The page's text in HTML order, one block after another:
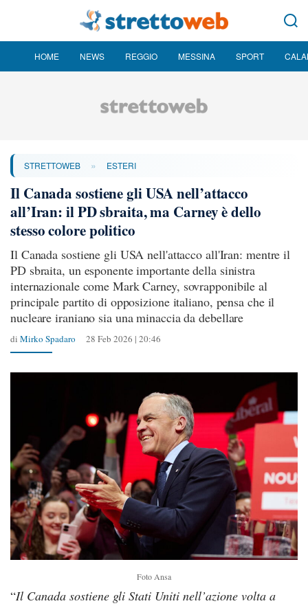
HOME NEWS REGGIO MESSINA SPORT
STRETTOWEB » ESTERI
Il Canada sostiene gli USA nell’attacco
all’Iran: il PD sbraita, ma Carney è dello
stesso colore politico
Il Canada sostiene gli USA nell'attacco all'Iran: mentre il
PD sbraita, un esponente importante della sinistra
internazionale come Mark Carney, sovrapponibile al
principale partito di opposizione italiano, pensa che il
nucleare iraniano sia una minaccia da debellare
di Mirko Spadaro 28 Feb 2026 | 20:46
Foto Ansa
“Il Canada sostiene gli Stati Uniti nell’azione volta a